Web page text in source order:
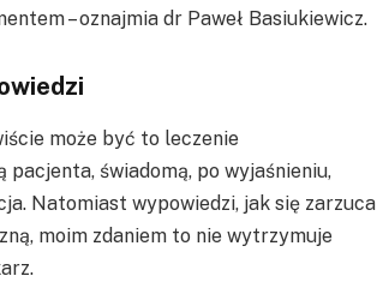
– oznajmia dr Paweł Basiukiewicz.
może być to leczenie
świadomą, po wyjaśnieniu,
Natomiast wypowiedzi, jak się zarzuca
moim zdaniem to nie wytrzymuje